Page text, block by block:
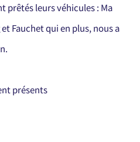
prêtés leurs véhicules : Ma
Fauchet qui en plus, nous a
présents